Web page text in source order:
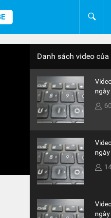
Danh sách video của
60